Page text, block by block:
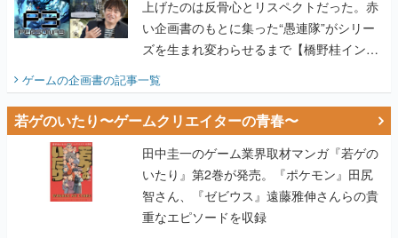
上げたのは反骨心とリスペクトだった。赤
い企画書のもとに集った“愚連隊”がシリー
ズを生まれ変わらせるまで【橋野桂インタ
ビュー】
ゲームの企画書の記事一覧
若ゲのいたり〜ゲームクリエイターの青春〜
田中圭一のゲーム業界取材マンガ『若ゲの
いたり』第2巻が発売。『ポケモン』田尻
智さん、『ゼビウス』遠藤雅伸さんらの貴
重なエピソードを収録